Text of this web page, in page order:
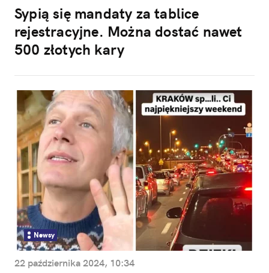
Sypią się mandaty za tablice
rejestracyjne. Można dostać nawet
500 złotych kary
Newsy
22 października 2024, 10:34